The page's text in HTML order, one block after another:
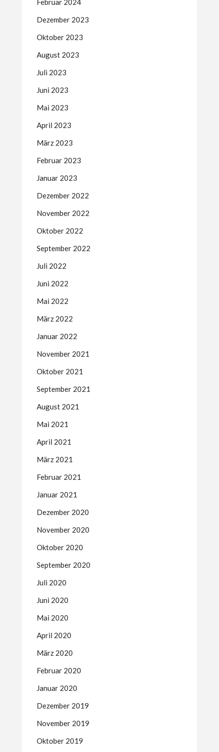
Februar 2024
Dezember 2023
Oktober 2023
August 2023
Juli 2023
Juni 2023
Mai 2023
April 2023
März 2023
Februar 2023
Januar 2023
Dezember 2022
November 2022
Oktober 2022
September 2022
Juli 2022
Juni 2022
Mai 2022
März 2022
Januar 2022
November 2021
Oktober 2021
September 2021
August 2021
Mai 2021
April 2021
März 2021
Februar 2021
Januar 2021
Dezember 2020
November 2020
Oktober 2020
September 2020
Juli 2020
Juni 2020
Mai 2020
April 2020
März 2020
Februar 2020
Januar 2020
Dezember 2019
November 2019
Oktober 2019